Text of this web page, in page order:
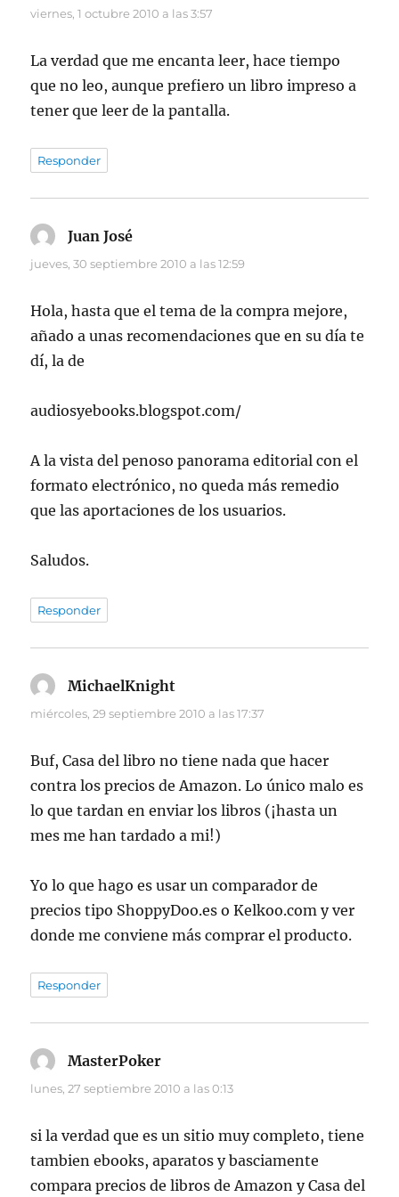
viernes, 1 octubre 2010 a las 3:57
La verdad que me encanta leer, hace tiempo
que no leo, aunque prefiero un libro impreso a
tener que leer de la pantalla.
Responder
Juan José
jueves, 30 septiembre 2010 a las 12:59
Hola, hasta que el tema de la compra mejore,
añado a unas recomendaciones que en su día te
dí, la de
audiosyebooks.blogspot.com/
A la vista del penoso panorama editorial con el
formato electrónico, no queda más remedio
que las aportaciones de los usuarios.
Saludos.
Responder
MichaelKnight
miércoles, 29 septiembre 2010 a las 17:37
Buf, Casa del libro no tiene nada que hacer
contra los precios de Amazon. Lo único malo es
lo que tardan en enviar los libros (¡hasta un
mes me han tardado a mi!)
Yo lo que hago es usar un comparador de
precios tipo ShoppyDoo.es o Kelkoo.com y ver
donde me conviene más comprar el producto.
Responder
MasterPoker
lunes, 27 septiembre 2010 a las 0:13
si la verdad que es un sitio muy completo, tiene
tambien ebooks, aparatos y basciamente
compara precios de libros de Amazon y Casa del